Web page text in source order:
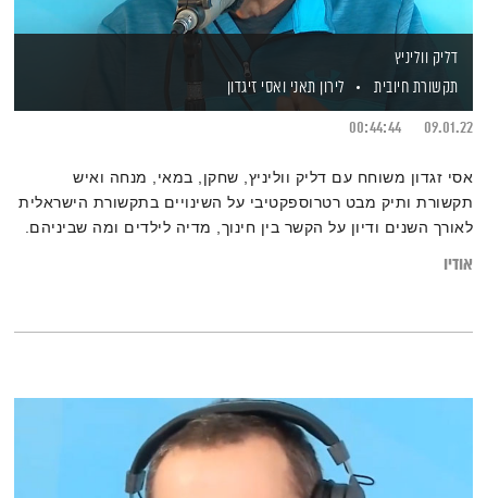
דליק ווליניץ
תקשורת חיובית
לירון תאני ואסי זיגדון
09.01.22
00:44:44
אסי זגדון משוחח עם דליק ווליניץ, שחקן, במאי, מנחה ואיש
תקשורת ותיק מבט רטרוספקטיבי על השינויים בתקשורת הישראלית
לאורך השנים ודיון על הקשר בין חינוך, מדיה לילדים ומה שביניהם.
אודיו